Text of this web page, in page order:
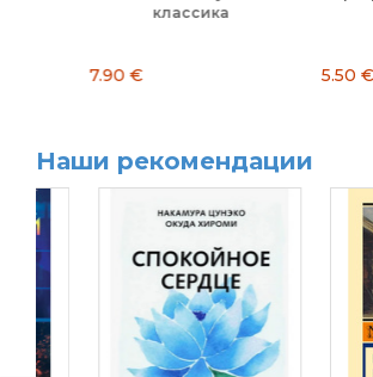
классика
7.90 € 5.50 €
Наши рекомендации